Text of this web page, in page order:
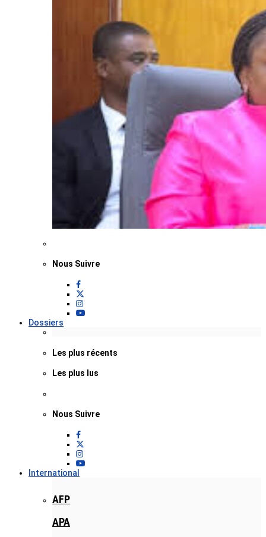
Nous Suivre
Dossiers
Les plus récents
Les plus lus
Nous Suivre
International
AFP
APA